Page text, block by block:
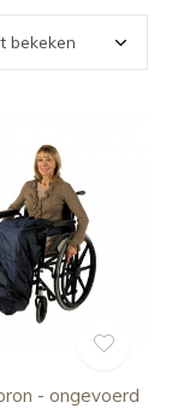
- ongevoerd